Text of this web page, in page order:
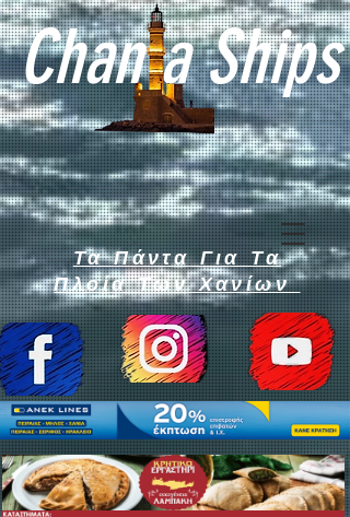
Chan a Ships
Τα Πάντα Για Τα
Πλοία Των Χανίων